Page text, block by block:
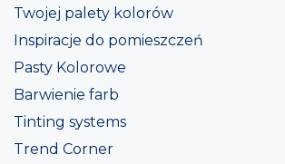
Twojej palety kolorów
Inspiracje do pomieszczeń
Pasty Kolorowe
Barwienie farb
Tinting systems
Trend Corner